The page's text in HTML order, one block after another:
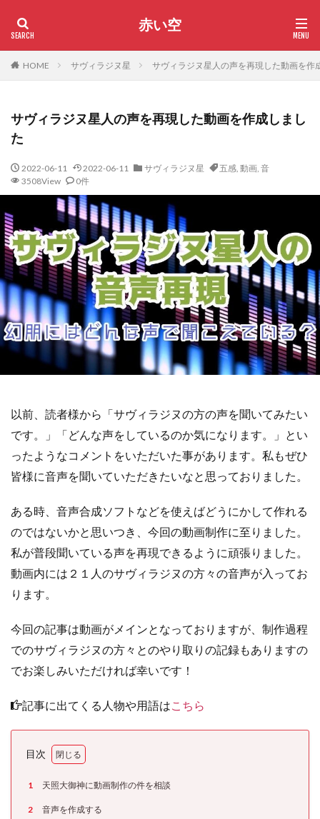
赤い空
HOME サヴィラジヌ星 サヴィラジヌ星人の声を再現した動画を作
サヴィラジヌ星人の声を再現した動画を作成しまし
た
2022-06-11 2022-06-11 サヴィラジヌ星 五感, 動画, 音
3508View
0件
以前、読者様から「サヴィラジヌの方の声を聞いてみたい
です。」「どんな声をしているのか気になります。」とい
ったようなコメントをいただいた事があります。私もぜひ
皆様に音声を聞いていただきたいなと思っておりました。
ある時、音声合成ソフトなどを使えばどうにかして作れる
のではないかと思いつき、今回の動画制作に至りました。
私が普段聞いている声を再現できるように頑張りました。
動画内には２１人のサヴィラジヌの方々の音声が入ってお
ります。
今回の記事は動画がメインとなっておりますが、制作過程
でのサヴィラジヌの方々とのやり取りの記録もありますの
でお楽しみいただければ幸いです！
記事に出てくる人物や用語はこちら
目次
1 天照大御神に動画制作の件を相談
2 音声を作成する